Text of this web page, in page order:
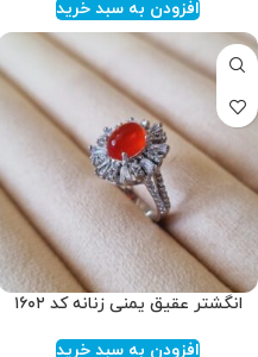
افزودن به سبد خرید
انگشتر عقیق یمنی زنانه کد ۱۶۰۲
افزودن به سبد خرید